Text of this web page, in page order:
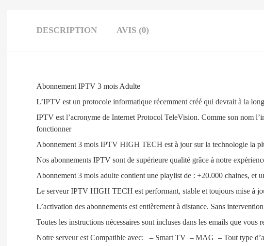
DESCRIPTION AVIS (0)
Abonnement IPTV 3 mois Adulte
L’IPTV est un protocole informatique récemment créé qui devrait à la
IPTV est l’acronyme de Internet Protocol TeleVision. Comme son nom
fonctionner
Abonnement 3 mois IPTV HIGH TECH est à jour sur la technologie la
Nos abonnements IPTV sont de supérieure qualité grâce à notre
Abonnement 3 mois adulte contient une playlist de : +20.000 chaines, et
Le serveur IPTV HIGH TECH est performant, stable et toujours mise à
L’activation des abonnements est entièrement à distance. Sans
Toutes les instructions nécessaires sont incluses dans les emails que
Notre serveur est Compatible avec: – Smart TV – MAG – Tout type